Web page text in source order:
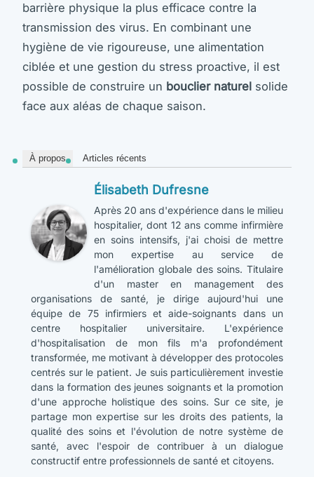
barrière physique la plus efficace contre la
transmission des virus. En combinant une
hygiène de vie rigoureuse, une alimentation
ciblée et une gestion du stress proactive, il est
possible de construire un bouclier naturel solide
face aux aléas de chaque saison.
À propos Articles récents
Élisabeth Dufresne
Après 20 ans d'expérience dans le milieu
hospitalier, dont 12 ans comme infirmière
en soins intensifs, j'ai choisi de mettre
mon expertise au service de
l'amélioration globale des soins. Titulaire
d'un master en management des
organisations de santé, je dirige aujourd'hui une
équipe de 75 infirmiers et aide-soignants dans un
centre hospitalier universitaire. L'expérience
d'hospitalisation de mon fils m'a profondément
transformée, me motivant à développer des protocoles
centrés sur le patient. Je suis particulièrement investie
dans la formation des jeunes soignants et la promotion
d'une approche holistique des soins. Sur ce site, je
partage mon expertise sur les droits des patients, la
qualité des soins et l'évolution de notre système de
santé, avec l'espoir de contribuer à un dialogue
constructif entre professionnels de santé et citoyens.